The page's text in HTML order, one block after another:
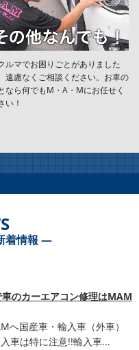
ルマでお困りごとがありました
遠慮なくご相談ください。お車の
なら何でもM・A・Mにお任せく
い！
着情報 ―
のカーエアコン修理はMAM
へ国産車・輸入車（外車）
車は特に注意!!輸入車...